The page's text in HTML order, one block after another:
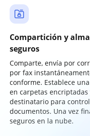
Compartición y
seguros
Comparte, envía por
por fax
conforme. Establece
en carpetas
destinatario para
documentos. Una vez
seguros en la nube.